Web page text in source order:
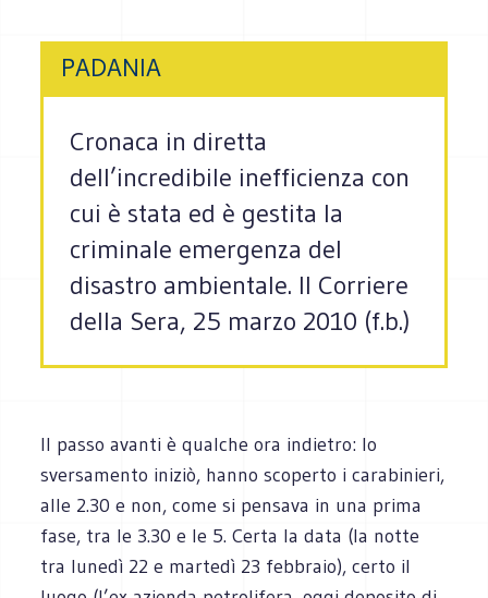
PADANIA
Cronaca in diretta
dell’incredibile inefficienza con
cui è stata ed è gestita la
criminale emergenza del
disastro ambientale. Il Corriere
della Sera, 25 marzo 2010 (f.b.)
Il passo avanti è qualche ora indietro: lo
sversamento iniziò, hanno scoperto i carabinieri,
alle 2.30 e non, come si pensava in una prima
fase, tra le 3.30 e le 5. Certa la data (la notte
tra lunedì 22 e martedì 23 febbraio), certo il